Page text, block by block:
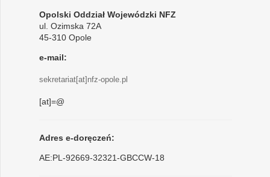
Opolski Oddział Wojewódzki NFZ
ul. Ozimska 72A
45-310 Opole
e-mail:
sekretariat[at]nfz-opole.pl
[at]=@
Adres e-doręczeń:
AE:PL-92669-32321-GBCCW-18